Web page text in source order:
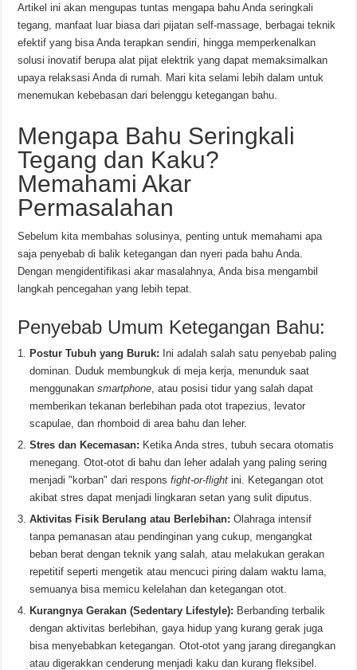
Artikel ini akan mengupas tuntas mengapa bahu Anda seringkali
tegang, manfaat luar biasa dari pijatan self-massage, berbagai teknik
efektif yang bisa Anda terapkan sendiri, hingga memperkenalkan
solusi inovatif berupa alat pijat elektrik yang dapat memaksimalkan
upaya relaksasi Anda di rumah. Mari kita selami lebih dalam untuk
menemukan kebebasan dari belenggu ketegangan bahu.
Mengapa Bahu Seringkali
Tegang dan Kaku?
Memahami Akar
Permasalahan
Sebelum kita membahas solusinya, penting untuk memahami apa
saja penyebab di balik ketegangan dan nyeri pada bahu Anda.
Dengan mengidentifikasi akar masalahnya, Anda bisa mengambil
langkah pencegahan yang lebih tepat.
Penyebab Umum Ketegangan Bahu:
Postur Tubuh yang Buruk: Ini adalah salah satu penyebab paling
dominan. Duduk membungkuk di meja kerja, menunduk saat
menggunakansmartphone , atau posisi tidur yang salah dapat
memberikan tekanan berlebihan pada otot trapezius, levator
scapulae, dan rhomboid di area bahu dan leher.
Stres dan Kecemasan: Ketika Anda stres, tubuh secara otomatis
menegang. Otot-otot di bahu dan leher adalah yang paling sering
menjadi "korban" dari responsfight-or-flight ini. Ketegangan otot
akibat stres dapat menjadi lingkaran setan yang sulit diputus.
Aktivitas Fisik Berulang atau Berlebihan: Olahraga intensif
tanpa pemanasan atau pendinginan yang cukup, mengangkat
beban berat dengan teknik yang salah, atau melakukan gerakan
repetitif seperti mengetik atau mencuci piring dalam waktu lama,
semuanya bisa memicu kelelahan dan ketegangan otot.
Kurangnya Gerakan (Sedentary Lifestyle): Berbanding terbalik
dengan aktivitas berlebihan, gaya hidup yang kurang gerak juga
bisa menyebabkan ketegangan. Otot-otot yang jarang diregangkan
atau digerakkan cenderung menjadi kaku dan kurang fleksibel.